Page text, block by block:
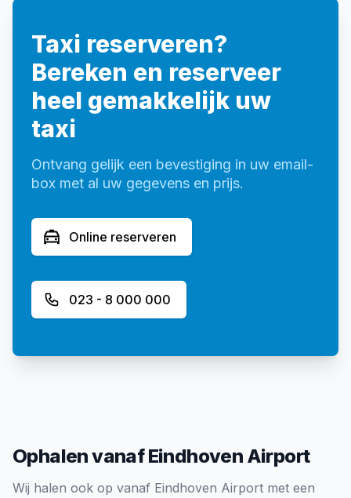
Taxi reserveren?
Bereken en reserveer
heel gemakkelijk uw
taxi
Ontvang gelijk een bevestiging in uw email-
box met al uw gegevens en prijs.
Online reserveren
023 - 8 000 000
Ophalen vanaf Eindhoven Airport
Wij halen ook op vanaf Eindhoven Airport met een